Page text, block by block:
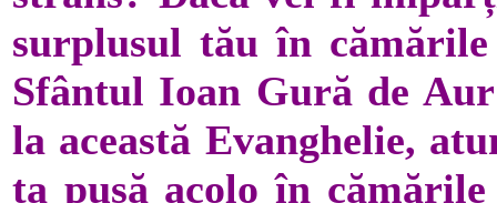
surplusul tău în
Sfântul Ioan Gură de
la această Evanghelie,
ta pusă acolo în